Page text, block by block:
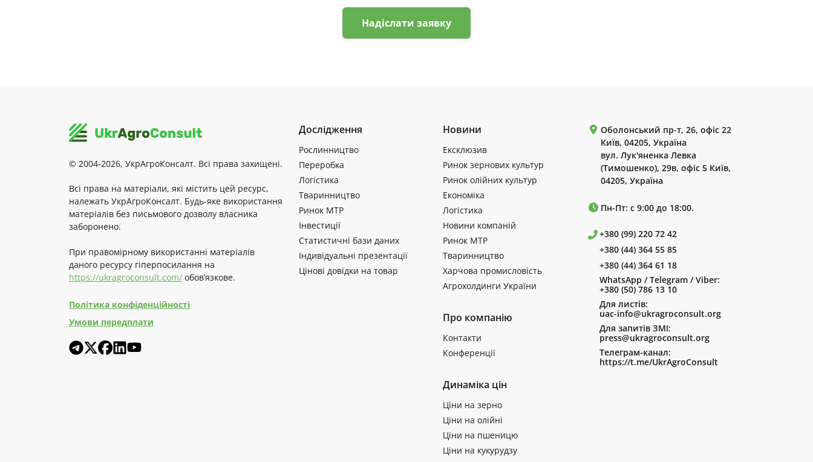
Надіслати заявку
© 2004-2026, УкрАгроКонсалт. Всі права захищені.
Всі права на матеріали, які містить цей ресурс,
належать УкрАгроКонсалт. Будь-яке використання
матеріалів без письмового дозволу власника
заборонено.
При правомірному використанні матеріалів
даного ресурсу гіперпосилання на
https://ukragroconsult.com/ обов’язкове.
Політика конфіденційності
Умови передплати
Дослідження
Рослинництво
Переробка
Логістика
Тваринництво
Ринок МТР
Інвестиції
Статистичні бази даних
Індивідуальні презентації
Цінові довідки на товар
Новини
Ексклюзив
Ринок зернових культур
Ринок олійних культур
Економіка
Логістика
Новини компаній
Ринок МТР
Тваринництво
Харчова промисловість
Агрохолдинги України
Про компанію
Контакти
Конференції
Динаміка цін
Ціни на зерно
Ціни на олійні
Ціни на пшеницю
Ціни на кукурудзу
Оболонський пр-т, 26, офіс 22
Київ, 04205, Україна
вул. Лук'яненка Левка
(Тимошенко), 29в, офіс 5 Київ,
04205, Україна
Пн-Пт: с 9:00 до 18:00.
+380 (99) 220 72 42
+380 (44) 364 55 85
+380 (44) 364 61 18
WhatsApp / Telegram / Viber:
+380 (50) 786 13 10
Для листів:
uac-info@ukragroconsult.org
Для запитів ЗМІ:
press@ukragroconsult.org
Телеграм-канал:
https://t.me/UkrAgroConsult